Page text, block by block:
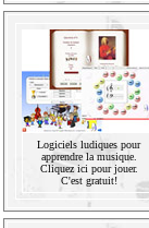
Logiciels ludiques pour
apprendre la musique.
Cliquez ici pour jouer.
C'est gratuit!